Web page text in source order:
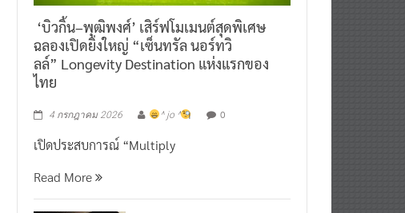
‘บิวกิ้น–พุฒิพงศ์’ เสิร์ฟโมเมนต์สุดพิเศษ
ฉลองเปิดยิ่งใหญ่ “เซ็นทรัล นอร์ทวิ
ลล์” Longevity Destination แห่งแรกของ
ไทย
4 กรกฎาคม 2026 ^ jo ^ 0
เปิดประสบการณ์ “Multiply
Read More